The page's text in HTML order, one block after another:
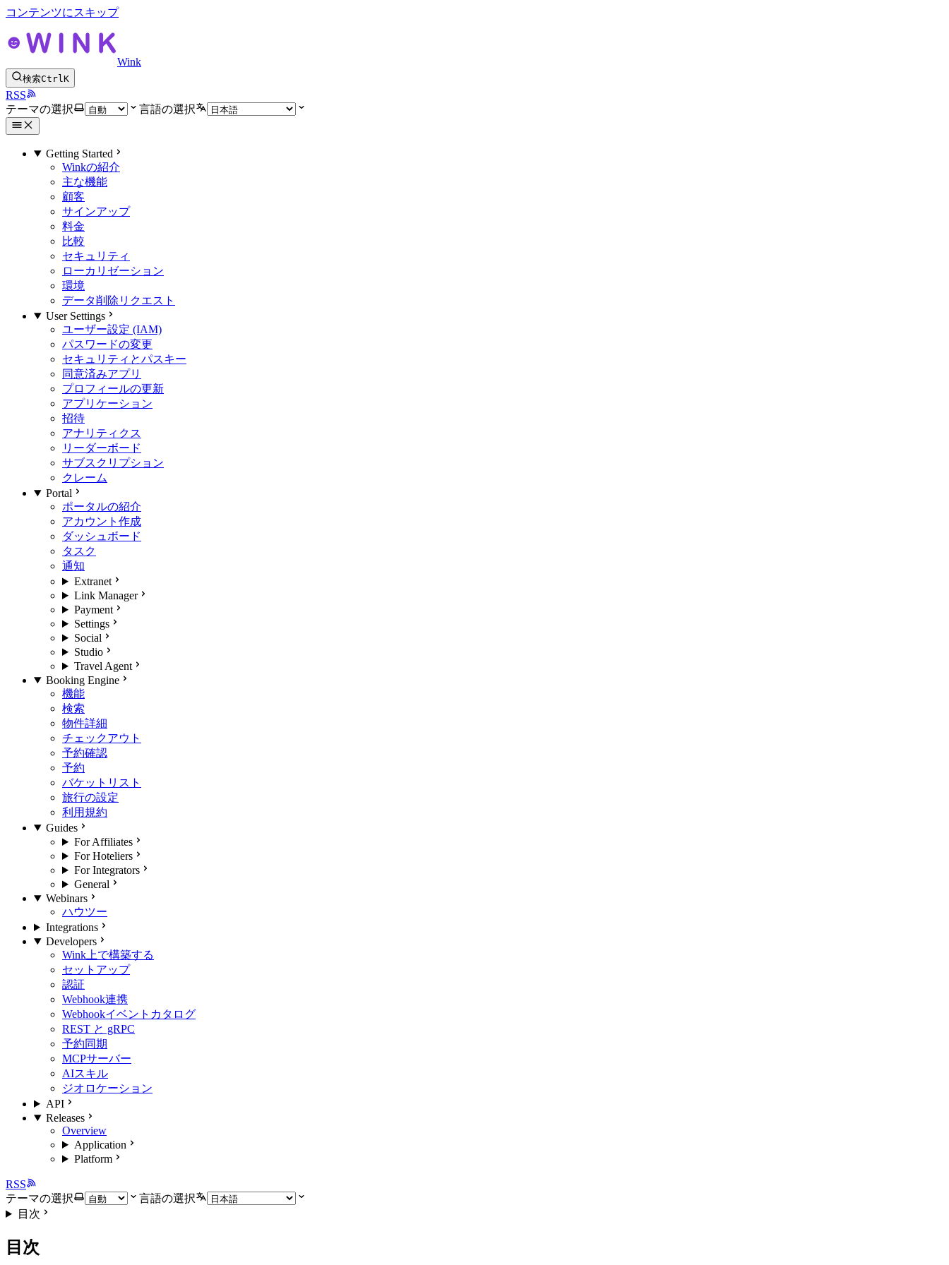
コンテンツにスキップ
Wink
検索CtrlK
RSS
テーマの選択
言語の選択
Getting Started
Winkの紹介
主な機能
顧客
サインアップ
料金
比較
セキュリティ
ローカリゼーション
環境
データ削除リクエスト
User Settings
ユーザー設定 (IAM)
パスワードの変更
セキュリティとパスキー
同意済みアプリ
プロフィールの更新
アプリケーション
招待
アナリティクス
リーダーボード
サブスクリプション
クレーム
Portal
ポータルの紹介
アカウント作成
ダッシュボード
タスク
通知
Extranet
Link Manager
Payment
Settings
Social
Studio
Travel Agent
Booking Engine
機能
検索
物件詳細
チェックアウト
予約確認
予約
バケットリスト
旅行の設定
利用規約
Guides
For Affiliates
For Hoteliers
For Integrators
General
Webinars
ハウツー
Integrations
Developers
Wink上で構築する
セットアップ
認証
Webhook連携
Webhookイベントカタログ
REST と gRPC
予約同期
MCPサーバー
AIスキル
ジオロケーション
API
Releases
Overview
Application
Platform
RSS
テーマの選択
言語の選択
目次
目次